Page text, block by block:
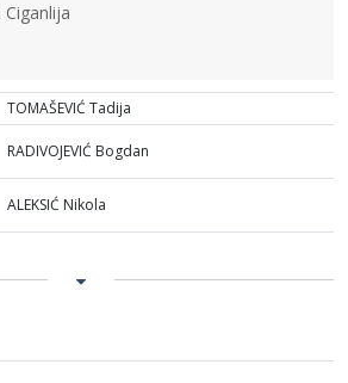
Ciganlija
TOMAŠEVIĆ Tadija
RADIVOJEVIĆ Bogdan
ALEKSIĆ Nikola